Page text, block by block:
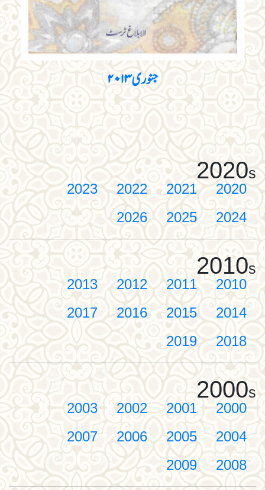
جنوری ۲۰۱۳
2020s
2020
2021
2022
2023
2024
2025
2026
2010s
2010
2011
2012
2013
2014
2015
2016
2017
2018
2019
2000s
2000
2001
2002
2003
2004
2005
2006
2007
2008
2009